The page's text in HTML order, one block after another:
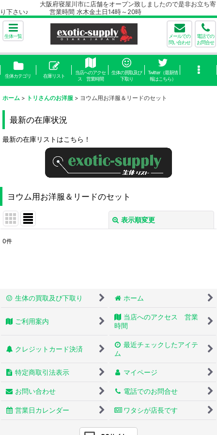
大阪府寝屋川市に店舗をオープン致しましたので是非お立ち寄
り下さい♪ 営業時間 水木金土日14時～20時
生体一覧
メールでの
問い合わせ
電話での
お問合せ
生体カテゴリ 在庫リスト
当店へのアクセ
ス 営業時間
生体の買取及び
下取り
Twitter（最新情
報はこちら）
ホーム > トリさんのお洋服 > ヨウム用お洋服＆リードのセット
最新の在庫状況
最新の在庫リストはこちら！
ヨウム用お洋服＆リードのセット
表示順変更
絞り込む
0件
生体の買取及び下取り ホーム
ご利用案内
当店へのアクセス 営業
時間
クレジットカード決済
最近チェックしたアイテ
ム
特定商取引法表示 マイページ
お問い合わせ 電話でのお問合せ
営業日カレンダー ワタシが店長です